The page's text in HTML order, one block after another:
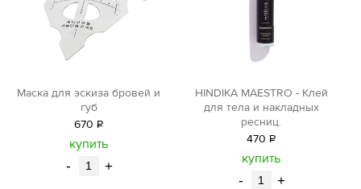
Маска для эскиза бровей и
губ
670 Р
уб.
купить
- +
HINDIKA MAESTRO - Клей
для тела и накладных
ресниц.
470 Р
уб.
купить
- +